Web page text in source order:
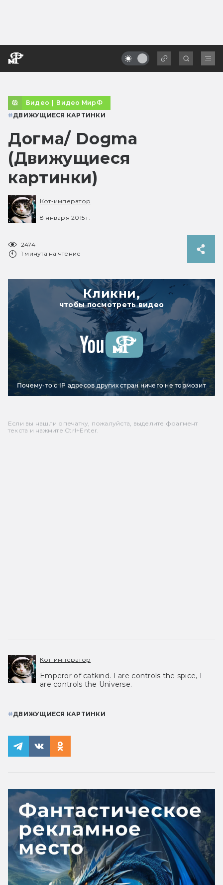
Видео | Видео МирФ
#ДВИЖУЩИЕСЯ КАРТИНКИ
Догма/ Dogma
(Движущиеся
картинки)
Кот-император
8 января 2015 г.
2474
1 минута на чтение
Кликни,
чтобы посмотреть видео
Почему-то с IP адресов других стран ничего не тормозит
Если вы нашли опечатку, пожалуйста, выделите фрагмент
текста и нажмите Ctrl+Enter.
Кот-император
Emperor of catkind. I are controls the spice, I
are controls the Universe.
#ДВИЖУЩИЕСЯ КАРТИНКИ